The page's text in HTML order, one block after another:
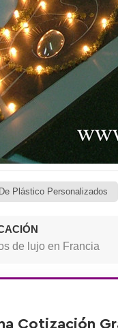
Plástico Personalizados
de lujo en Francia
Cotización